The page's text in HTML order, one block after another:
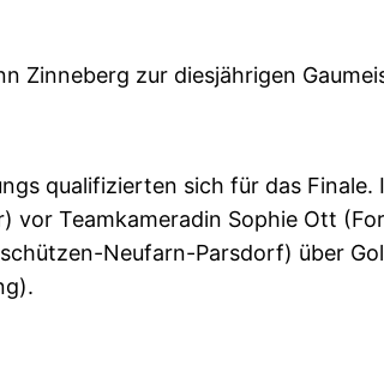
Zinneberg zur diesjährigen
qualifizierten sich für das Finale.
vor Teamkameradin Sophie Ott
Neufarn-Parsdorf) über